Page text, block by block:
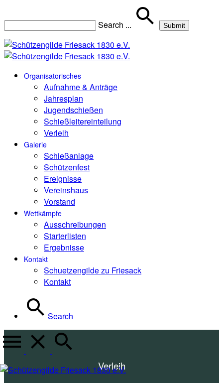
Search ...
Organisatorisches
Aufnahme & Anträge
Jahresplan
Jugendschießen
Schießleitereinteilung
Verleih
Galerie
Schießanlage
Schützenfest
Ereignisse
Vereinshaus
Vorstand
Wettkämpfe
Ausschreibungen
Starterlisten
Ergebnisse
Kontakt
Schuetzengilde zu Friesack
Kontakt
Search
Verleih